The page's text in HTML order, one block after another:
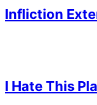
Infliction
I Hate This